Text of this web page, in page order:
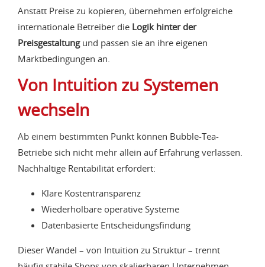
Anstatt Preise zu kopieren, übernehmen erfolgreiche
internationale Betreiber die Logik hinter der
Preisgestaltungund passen sie an ihre eigenen
Marktbedingungen an.
Von Intuition zu Systemen
wechseln
Ab einem bestimmten Punkt können Bubble-Tea-
Betriebe sich nicht mehr allein auf Erfahrung verlassen.
Nachhaltige Rentabilität erfordert:
Klare Kostentransparenz
Wiederholbare operative Systeme
Datenbasierte Entscheidungsfindung
Dieser Wandel – von Intuition zu Struktur – trennt